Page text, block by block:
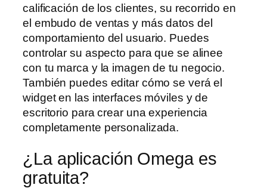
calificación de los clientes, su recorrido en
el embudo de ventas y más datos del
comportamiento del usuario. Puedes
controlar su aspecto para que se alinee
con tu marca y la imagen de tu negocio.
También puedes editar cómo se verá el
widget en las interfaces móviles y de
escritorio para crear una experiencia
completamente personalizada.
¿La aplicación Omega es
gratuita?